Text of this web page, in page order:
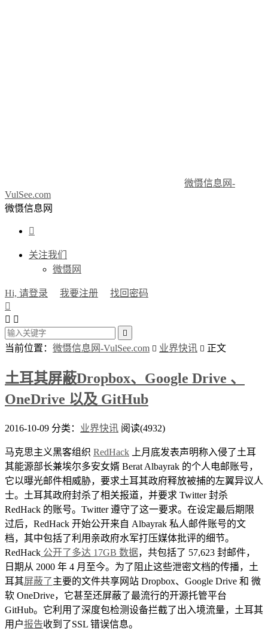
微慑信息网-
VulSee.com
微慑信息网

关注我们
微慑网
Hi, 请登录 我要注册
找回密码

 

当前位置： 微慑信息网-VulSee.com  业界快讯  正文
土耳其屏蔽Dropbox、Google Drive 、
OneDrive 以及 GitHub
2016-10-09 分类： 业界快讯 阅读(4932)
马克思主义黑客组织 RedHack 上月底发表声明称入侵了土耳
其能源部长兼埃尔多安女婿 Berat Albayrak 的个人电邮账号，
它以曝光邮件相威胁，要求土耳其政府释放被捕的左翼异议人
士。土耳其政府封杀了相关报道，并要求 Twitter 封杀
RedHack 的账号。Twitter 遵守了这一要求。在设定最后期限
过后，RedHack 开始公开来自 Albayrak 私人邮件账号的文
档，其中包括了利用亲政府水军打压媒体批评的细节。
RedHack 公开了多达 17GB 数据，共包括了 57,623 封邮件，
日期从 2000 年 4 月至今。为了阻止这些泄密文档的传播，土
耳其屏蔽了主要的文件共享网站 Dropbox、Google Drive 和 微
软 OneDrive，它甚至还屏蔽了最流行的开源托管平台
GitHub。它利用了深度包检测设备拦截了出入境流量，土耳其
用户报告收到了SSL 错误信息。